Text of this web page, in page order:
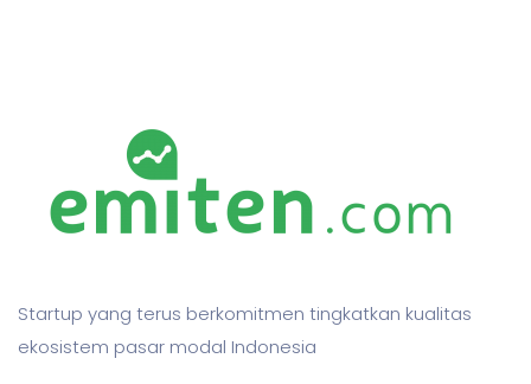
Startup yang terus berkomitmen tingkatkan kualitas
ekosistem pasar modal Indonesia